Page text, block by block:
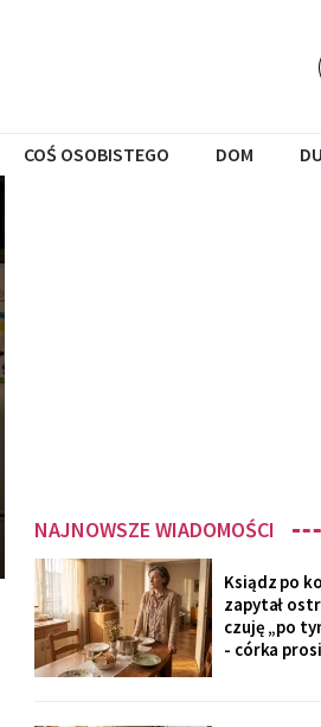
COŚ OSOBISTEGO DOM
NAJNOWSZE WIADOMOŚCI
Ksiądz po
zapytał
czuję „po
- córka